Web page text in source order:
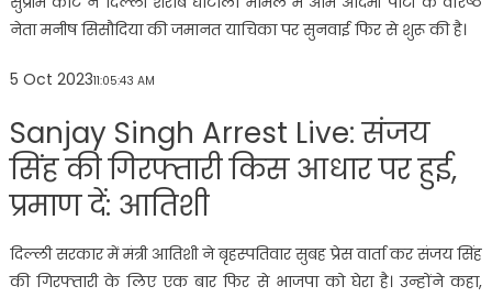
नेता मनीष सिसौदिया की जमानत याचिका पर सुनवाई फिर से शुरू की है।
5 Oct 202311:05:43 AM
Sanjay Singh Arrest Live: संजय
सिंह की गिरफ्तारी किस आधार पर हुई,
प्रमाण दें: आतिशी
दिल्ली सरकार में मंत्री आतिशी ने बृहस्पतिवार सुबह प्रेस वार्ता कर संजय सिंह
की गिरफ्तारी के लिए एक बार फिर से भाजपा को घेरा है। उन्होंने कहा,